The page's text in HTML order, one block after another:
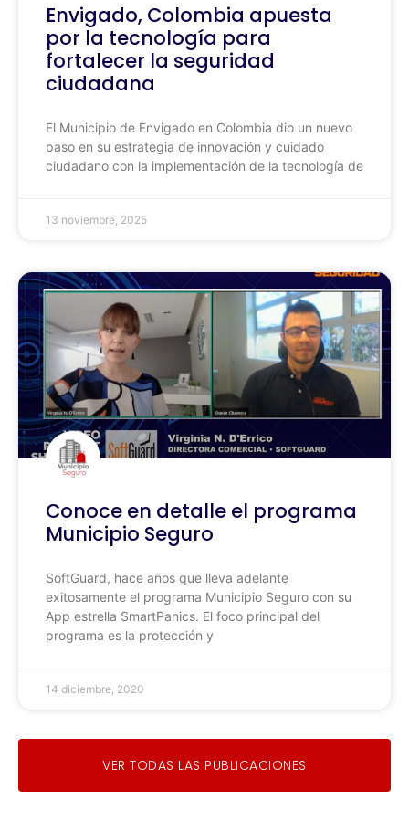
Envigado, Colombia apuesta
por la tecnología para
fortalecer la seguridad
ciudadana
El Municipio de Envigado en Colombia dio un nuevo
paso en su estrategia de innovación y cuidado
ciudadano con la implementación de la tecnología de
13 noviembre, 2025
Conoce en detalle el programa
Municipio Seguro
SoftGuard, hace años que lleva adelante
exitosamente el programa Municipio Seguro con su
App estrella SmartPanics. El foco principal del
programa es la protección y
14 diciembre, 2020
VER TODAS LAS PUBLICACIONES